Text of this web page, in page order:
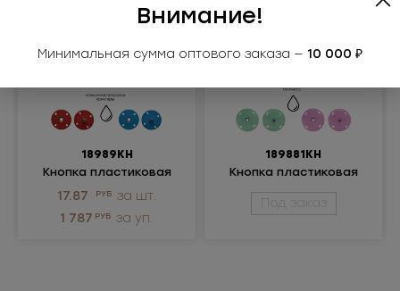
18989КН
Кнопка пластиковая
17.87 РУБ за шт.
1 787 РУБ за уп.
189881КН
Кнопка пластиковая
Под заказ
Внимание!
Минимальная сумма оптового заказа — 10 000 ₽